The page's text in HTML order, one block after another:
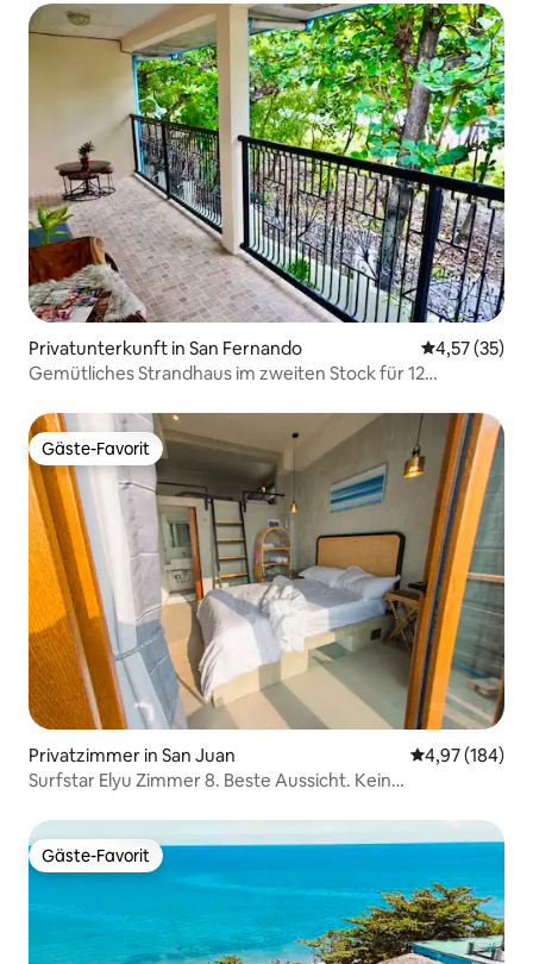
Privatunterkunft in San Fernando
4,57 (35)
Gemütliches Strandhaus im zweiten Stock für 12
Gäste-Favorit
Gäste-Favorit
Privatzimmer in San Juan
4,97 (184)
Surfstar Elyu Zimmer 8. Beste Aussicht. Kein
Gäste-Favorit
Gäste-Favorit